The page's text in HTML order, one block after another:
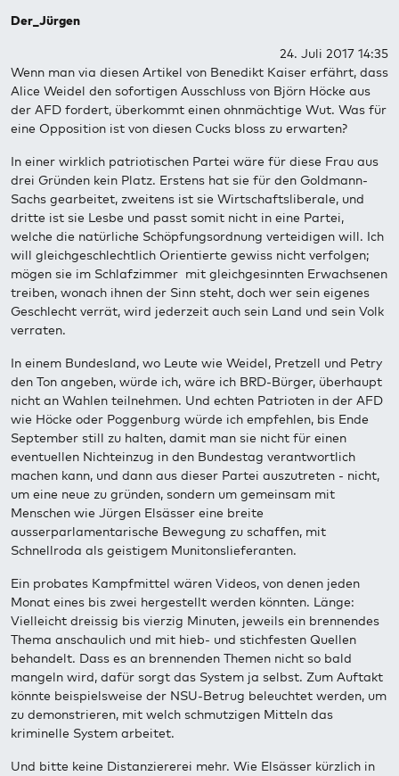
Der_Jürgen
24. Juli 2017 14:35
Wenn man via diesen Artikel von Benedikt Kaiser erfährt, dass
Alice Weidel den sofortigen Ausschluss von Björn Höcke aus
der AFD fordert, überkommt einen ohnmächtige Wut. Was für
eine Opposition ist von diesen Cucks bloss zu erwarten?
In einer wirklich patriotischen Partei wäre für diese Frau aus
drei Gründen kein Platz. Erstens hat sie für den Goldmann-
Sachs gearbeitet, zweitens ist sie Wirtschaftsliberale, und
dritte ist sie Lesbe und passt somit nicht in eine Partei,
welche die natürliche Schöpfungsordnung verteidigen will. Ich
will gleichgeschlechtlich Orientierte gewiss nicht verfolgen;
mögen sie im Schlafzimmer mit gleichgesinnten Erwachsenen
treiben, wonach ihnen der Sinn steht, doch wer sein eigenes
Geschlecht verrät, wird jederzeit auch sein Land und sein Volk
verraten.
In einem Bundesland, wo Leute wie Weidel, Pretzell und Petry
den Ton angeben, würde ich, wäre ich BRD-Bürger, überhaupt
nicht an Wahlen teilnehmen. Und echten Patrioten in der AFD
wie Höcke oder Poggenburg würde ich empfehlen, bis Ende
September still zu halten, damit man sie nicht für einen
eventuellen Nichteinzug in den Bundestag verantwortlich
machen kann, und dann aus dieser Partei auszutreten - nicht,
um eine neue zu gründen, sondern um gemeinsam mit
Menschen wie Jürgen Elsässer eine breite
ausserparlamentarische Bewegung zu schaffen, mit
Schnellroda als geistigem Munitonslieferanten.
Ein probates Kampfmittel wären Videos, von denen jeden
Monat eines bis zwei hergestellt werden könnten. Länge:
Vielleicht dreissig bis vierzig Minuten, jeweils ein brennendes
Thema anschaulich und mit hieb- und stichfesten Quellen
behandelt. Dass es an brennenden Themen nicht so bald
mangeln wird, dafür sorgt das System ja selbst. Zum Auftakt
könnte beispielsweise der NSU-Betrug beleuchtet werden, um
zu demonstrieren, mit welch schmutzigen Mitteln das
kriminelle System arbeitet.
Und bitte keine Distanziererei mehr. Wie Elsässer kürzlich in